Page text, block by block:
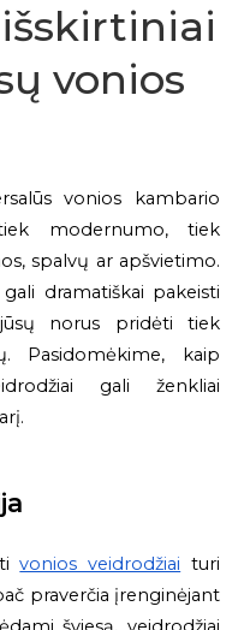
vonios
vonios kambario
modernumo, tiek
spalvų ar apšvietimo.
dramatiškai pakeisti
norus pridėti tiek
Pasidomėkime, kaip
gali ženkliai
vonios veidrodžiai turi
praverčia įrenginėjant